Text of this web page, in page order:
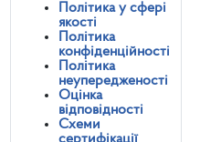
Політика у сфері
якості
Політика
конфіденційності
Політика
неупередженості
Оцінка
відповідності
Схеми